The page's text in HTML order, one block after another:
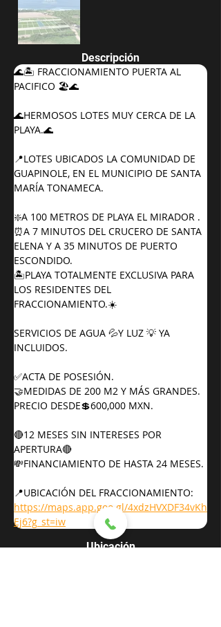
Descripción
🌊🏝️ FRACCIONAMIENTO PUERTA AL
PACIFICO 🏖️🌊
🌊HERMOSOS LOTES MUY CERCA DE LA
PLAYA.🌊
📍LOTES UBICADOS LA COMUNIDAD DE
GUAPINOLE, EN EL MUNICIPIO DE SANTA
MARÍA TONAMECA.
❇️A 100 METROS DE PLAYA EL MIRADOR .
⏰A 7 MINUTOS DEL CRUCERO DE SANTA
ELENA Y A 35 MINUTOS DE PUERTO
ESCONDIDO.
🏝️PLAYA TOTALMENTE EXCLUSIVA PARA
LOS RESIDENTES DEL
FRACCIONAMIENTO.☀️
SERVICIOS DE AGUA 💦Y LUZ 💡 YA
INCLUIDOS.
✅ACTA DE POSESIÓN.
🤝MEDIDAS DE 200 M2 Y MÁS GRANDES.
PRECIO DESDE💲600,000 MXN.
🔴12 MESES SIN INTERESES POR
APERTURA🔴
💸FINANCIAMIENTO DE HASTA 24 MESES.
📍UBICACIÓN DEL FRACCIONAMIENTO:
https://maps.app.goo.gl/4xdzHVXDF34vKh
Ej6?g_st=iw
Ubicación